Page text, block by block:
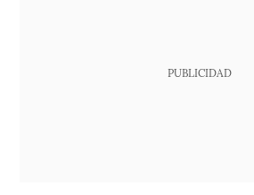
PUBLICIDAD